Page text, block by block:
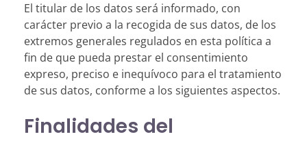
El titular de los datos será informado, con
carácter previo a la recogida de sus datos, de los
extremos generales regulados en esta política a
fin de que pueda prestar el consentimiento
expreso, preciso e inequívoco para el tratamiento
de sus datos, conforme a los siguientes aspectos.
Finalidades del